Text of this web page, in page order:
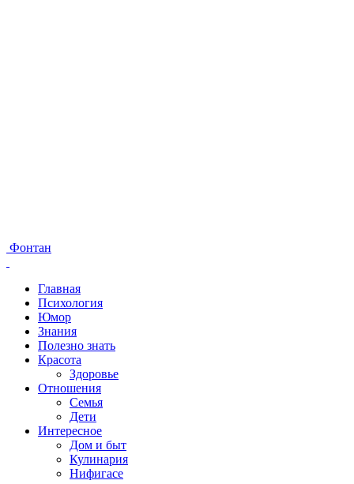
Фонтан
Главная
Психология
Юмор
Знания
Полезно знать
Красота
Здоровье
Отношения
Семья
Дети
Интересное
Дом и быт
Кулинария
Нифигасе